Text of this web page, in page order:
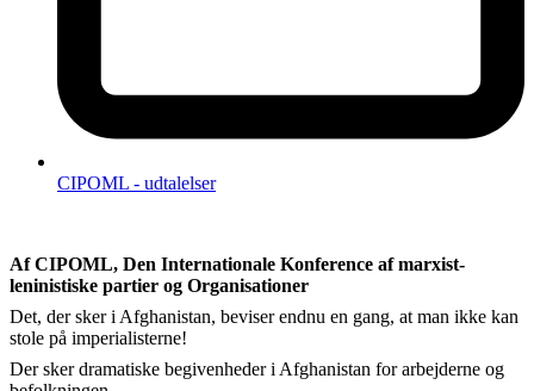
CIPOML - udtalelser
Af CIPOML, Den Internationale Konference af marxist-
leninistiske partier og Organisationer
Det, der sker i Afghanistan, beviser endnu en gang, at man ikke kan
stole på imperialisterne!
Der sker dramatiske begivenheder i Afghanistan for arbejderne og